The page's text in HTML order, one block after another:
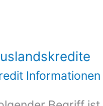
Informationen